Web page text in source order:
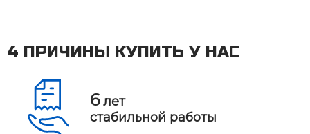
4 ПРИЧИНЫ КУПИТЬ У НАС
6лет
стабильной работы